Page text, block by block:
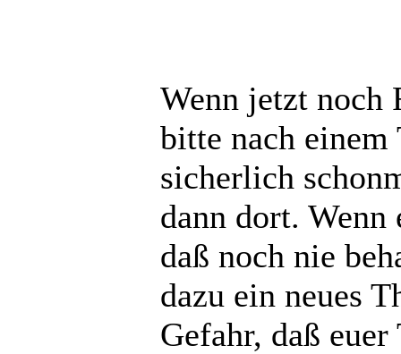
Wenn jetzt noch
bitte nach einem
sicherlich
dann dort. Wenn
daß noch nie
dazu ein neues
Gefahr, daß